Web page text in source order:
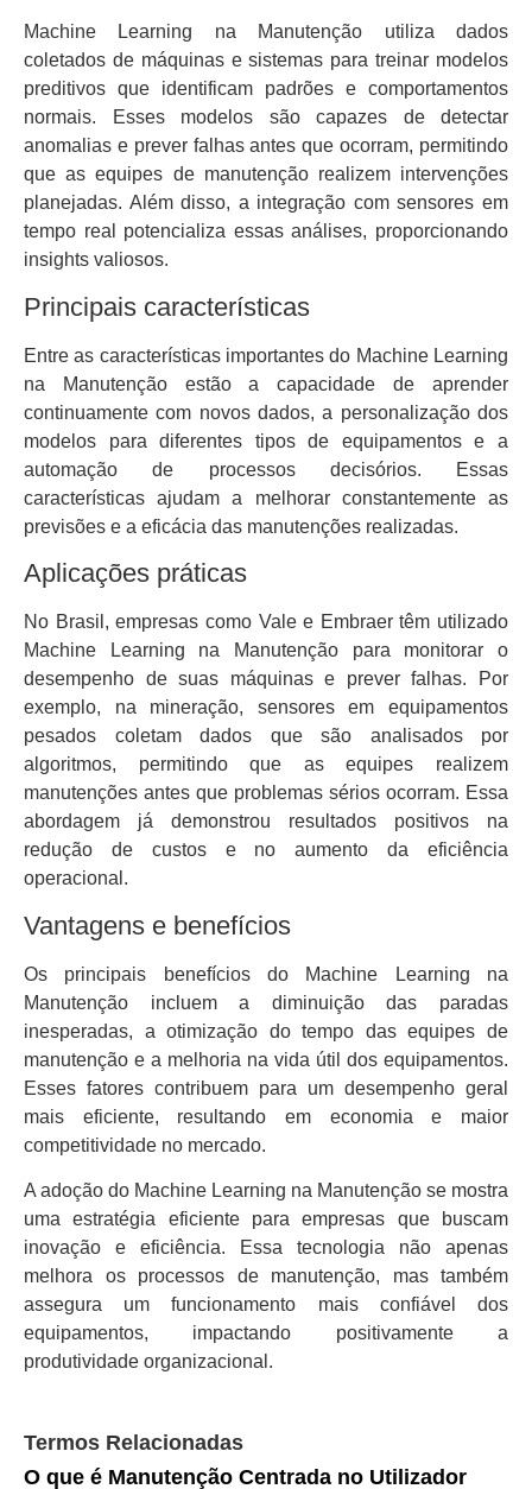
Machine Learning na Manutenção utiliza dados
coletados de máquinas e sistemas para treinar modelos
preditivos que identificam padrões e comportamentos
normais. Esses modelos são capazes de detectar
anomalias e prever falhas antes que ocorram, permitindo
que as equipes de manutenção realizem intervenções
planejadas. Além disso, a integração com sensores em
tempo real potencializa essas análises, proporcionando
insights valiosos.
Principais características
Entre as características importantes do Machine Learning
na Manutenção estão a capacidade de aprender
continuamente com novos dados, a personalização dos
modelos para diferentes tipos de equipamentos e a
automação de processos decisórios. Essas
características ajudam a melhorar constantemente as
previsões e a eficácia das manutenções realizadas.
Aplicações práticas
No Brasil, empresas como Vale e Embraer têm utilizado
Machine Learning na Manutenção para monitorar o
desempenho de suas máquinas e prever falhas. Por
exemplo, na mineração, sensores em equipamentos
pesados coletam dados que são analisados por
algoritmos, permitindo que as equipes realizem
manutenções antes que problemas sérios ocorram. Essa
abordagem já demonstrou resultados positivos na
redução de custos e no aumento da eficiência
operacional.
Vantagens e benefícios
Os principais benefícios do Machine Learning na
Manutenção incluem a diminuição das paradas
inesperadas, a otimização do tempo das equipes de
manutenção e a melhoria na vida útil dos equipamentos.
Esses fatores contribuem para um desempenho geral
mais eficiente, resultando em economia e maior
competitividade no mercado.
A adoção do Machine Learning na Manutenção se mostra
uma estratégia eficiente para empresas que buscam
inovação e eficiência. Essa tecnologia não apenas
melhora os processos de manutenção, mas também
assegura um funcionamento mais confiável dos
equipamentos, impactando positivamente a
produtividade organizacional.
Termos Relacionadas
O que é Manutenção Centrada no Utilizador